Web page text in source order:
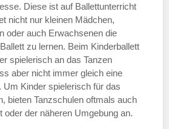
—
HINZUFÜGEN
Diese ist auf Ballettunterricht
nicht nur kleinen Mädchen,
oder auch Erwachsenen die
zu lernen. Beim Kinderballett
spielerisch an das Tanzen
aber nicht immer gleich eine
Um Kinder spielerisch für das
bieten Tanzschulen oftmals auch
oder der näheren Umgebung an.